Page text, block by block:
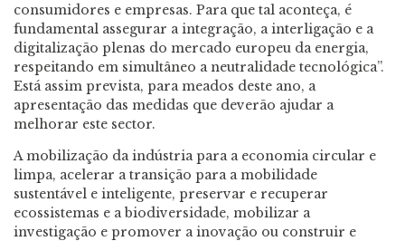
consumidores e empresas. Para que tal aconteça, é
fundamental assegurar a integração, a interligação e a
digitalização plenas do mercado europeu da energia,
respeitando em simultâneo a neutralidade tecnológica”.
Está assim prevista, para meados deste ano, a
apresentação das medidas que deverão ajudar a
melhorar este sector.
A mobilização da indústria para a economia circular e
limpa, acelerar a transição para a mobilidade
sustentável e inteligente, preservar e recuperar
ecossistemas e a biodiversidade, mobilizar a
investigação e promover a inovação ou construir e